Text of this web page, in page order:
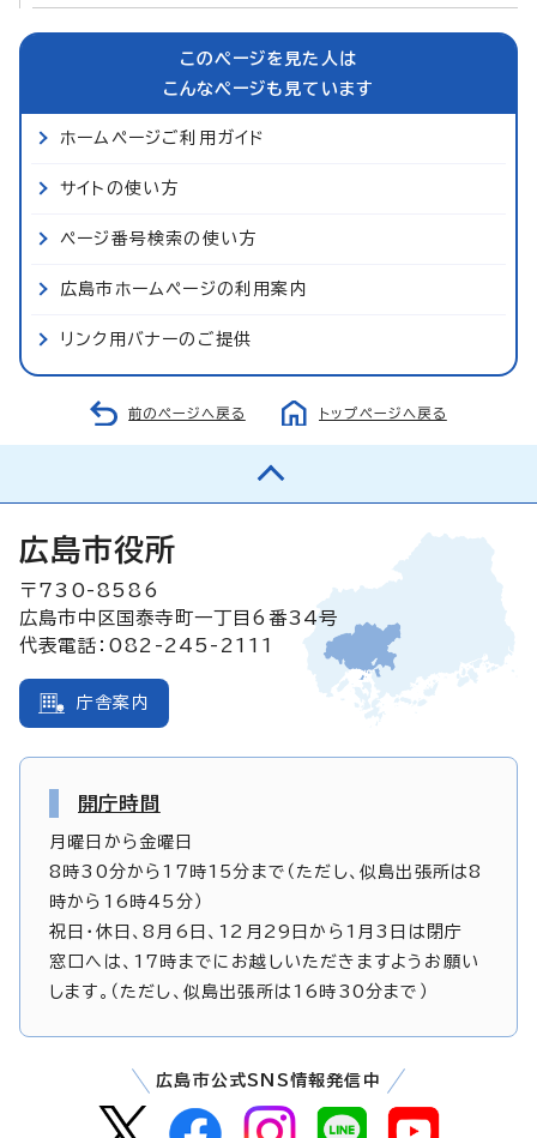
このページを見た人は
こんなページも見ています
ホームページご利用ガイド
サイトの使い方
ページ番号検索の使い方
広島市ホームページの利用案内
リンク用バナーのご提供
前のページへ戻る トップページへ戻る
広島市役所
〒730-8586
広島市中区国泰寺町一丁目6番34号
代表電話：082-245-2111
庁舎案内
開庁時間
月曜日から金曜日
8時30分から17時15分まで（ただし、似島出張所は8
時から16時45分）
祝日・休日、8月6日、12月29日から1月3日は閉庁
窓口へは、17時までにお越しいただきますようお願い
します。（ただし、似島出張所は16時30分まで）
広島市公式SNS情報発信中